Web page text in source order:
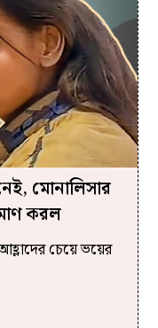
মোনালিসার
করল
চেয়ে ভয়ের